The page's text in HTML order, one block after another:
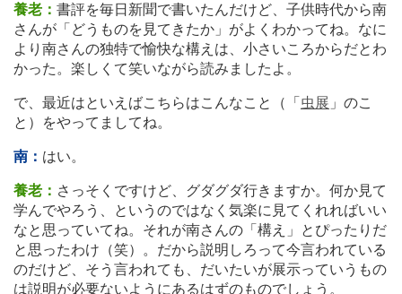
養老： 書評を毎日新聞で書いたんだけど、子供時代から南
さんが「どうものを見てきたか」がよくわかってね。なに
より南さんの独特で愉快な構えは、小さいころからだとわ
かった。楽しくて笑いながら読みましたよ。
で、最近はといえばこちらはこんなこと（「 虫展 」のこ
と）をやってましてね。
南： はい。
養老： さっそくですけど、グダグダ行きますか。何か見て
学んでやろう、というのではなく気楽に見てくれればいい
なと思っていてね。それが南さんの「構え」とぴったりだ
と思ったわけ（笑）。だから説明しろって今言われている
のだけど、そう言われても、だいたいが展示っていうもの
は説明が必要ないようにあるはずのものでしょう。